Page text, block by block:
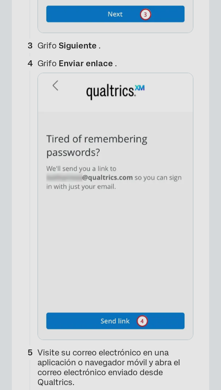
Grifo Siguiente .
Grifo Enviar enlace .
Visite su correo electrónico en una
aplicación o navegador móvil y abra el
correo electrónico enviado desde
Qualtrics.